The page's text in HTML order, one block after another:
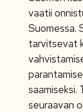
vaatii
Suomessa.
tarvitsevat
saamiseksi.
seuraavan